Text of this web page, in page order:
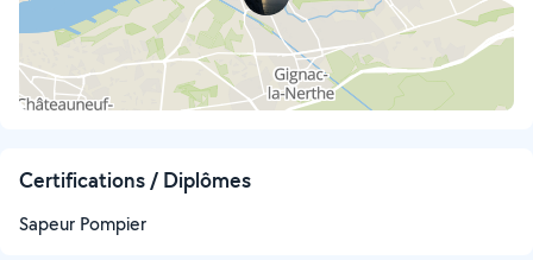
Certifications / Diplômes
Sapeur Pompier